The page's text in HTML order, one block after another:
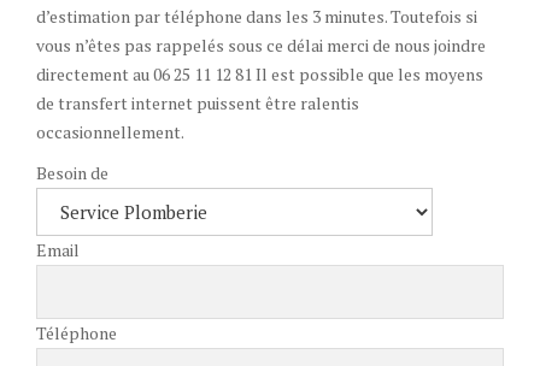
d’estimation par téléphone dans les 3 minutes. Toutefois si
vous n’êtes pas rappelés sous ce délai merci de nous joindre
directement au 06 25 11 12 81 Il est possible que les moyens
de transfert internet puissent être ralentis
occasionnellement.
Besoin de
Email
Téléphone